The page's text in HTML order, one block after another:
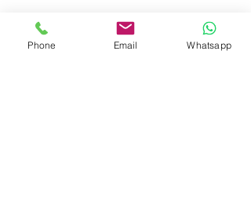
Phone Email Whatsapp